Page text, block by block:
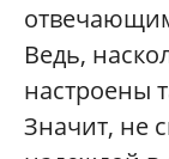
Ведь,
настроены
Значит, не